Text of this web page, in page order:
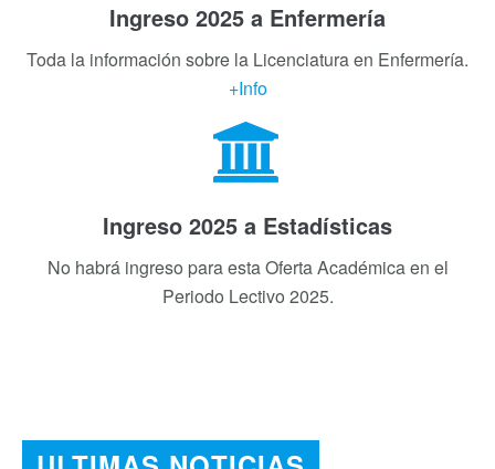
Ingreso 2025 a Enfermería
Toda la información sobre la Licenciatura en Enfermería.
+Info
Ingreso 2025 a Estadísticas
No habrá ingreso para esta Oferta Académica en el
Periodo Lectivo 2025.